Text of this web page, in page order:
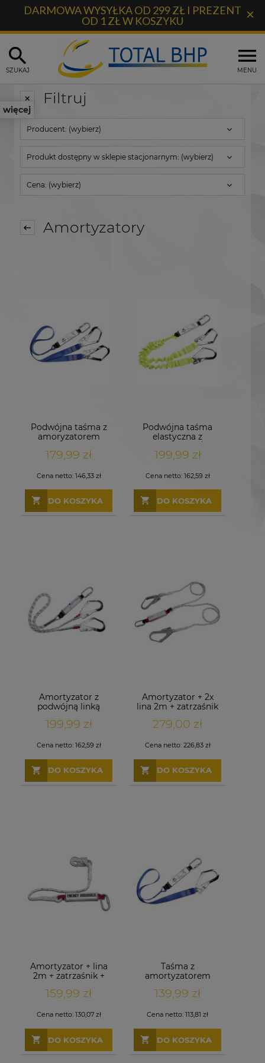
DARMOWA WYSYŁKA OD 299 ZŁ I PREZENT
OD 1 ZŁ W KOSZYKU
×
MENU
SZUKAJ
więcej
Filtruj
Producent: (wybierz)
Produkt dostępny w sklepie stacjonarnym: (wybierz)
Cena: (wybierz)
Amortyzatory
Podwójna taśma z
amoryzatorem
179,99 zł
Cena netto: 146,33 zł
DO KOSZYKA
Podwójna taśma
elastyczna z
199,99 zł
Cena netto: 162,59 zł
DO KOSZYKA
Amortyzator z
podwójną linką
199,99 zł
Cena netto: 162,59 zł
DO KOSZYKA
Amortyzator + 2x
lina 2m + zatrzaśnik
bezpieczeństwa
279,00 zł
Cena netto: 226,83 zł
DO KOSZYKA
Amortyzator + lina
2m + zatrzaśnik +
159,99 zł
Cena netto: 130,07 zł
DO KOSZYKA
Taśma z
amortyzatorem
139,99 zł
Cena netto: 113,81 zł
DO KOSZYKA